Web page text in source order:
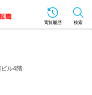
閲覧履歴 検索
ル4階